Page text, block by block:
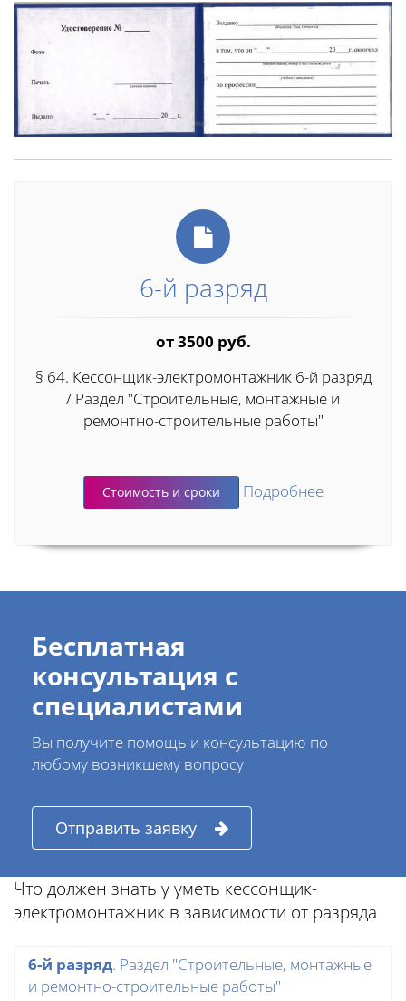
6-й разряд
от 3500 руб.
§ 64. Кессонщик-электромонтажник 6-й разряд
/ Раздел "Строительные, монтажные и
ремонтно-строительные работы"
Стоимость и сроки Подробнее
Бесплатная
консультация с
специалистами
Вы получите помощь и консультацию по
любому возникшему вопросу
Отправить заявку
Что должен знать у уметь кессонщик-
электромонтажник в зависимости от разряда
6-й разряд. Раздел "Строительные, монтажные
и ремонтно-строительные работы"